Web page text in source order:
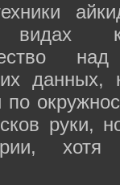
видах
данных,
по
руки,